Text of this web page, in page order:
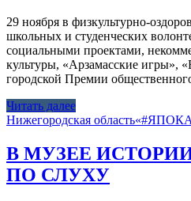
29 ноября в физкультурно-
школьных и студенческих
социальными проектами,
культуры, «Арзамасские игры»,
городской Премии
Читать далее
Нижегородская область
В МУЗЕЕ
ПО СЛУХУ